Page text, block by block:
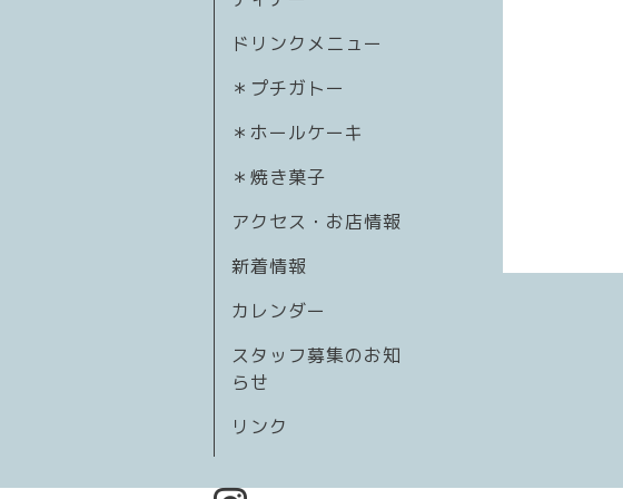
ドリンクメニュー
＊プチガトー
＊ホールケーキ
＊焼き菓子
アクセス・お店情報
新着情報
カレンダー
スタッフ募集のお知
らせ
リンク